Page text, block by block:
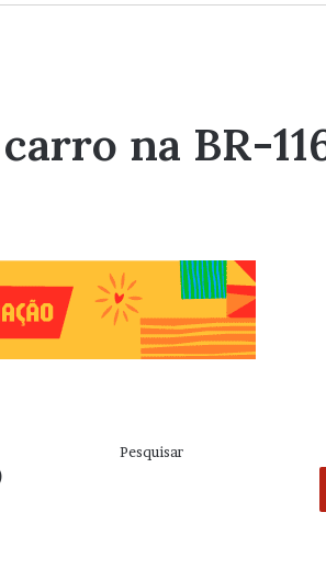
na BR-
Pesquisar